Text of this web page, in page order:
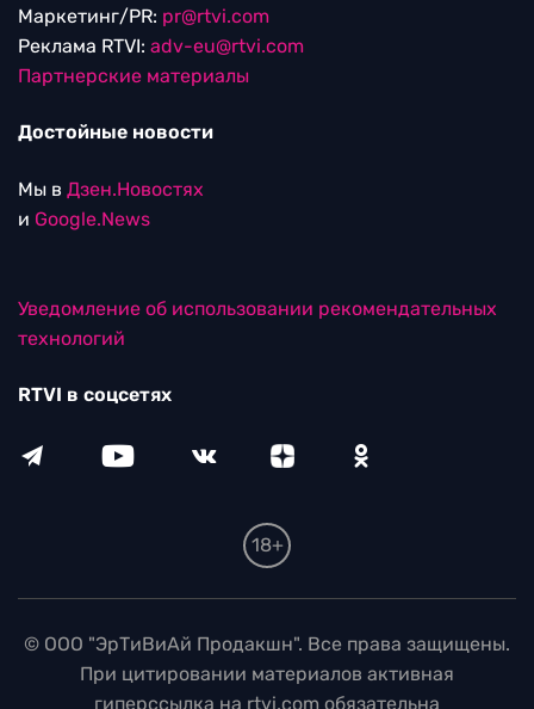
Маркетинг/PR: pr@rtvi.com
Реклама RTVI: adv-eu@rtvi.com
Партнерские материалы
Достойные новости
Мы в Дзен.Новостях
и Google.News
Уведомление об использовании рекомендательных
технологий
RTVI в соцсетях
18+
© ООО "ЭрТиВиАй Продакшн". Все права защищены.
При цитировании материалов активная
гиперссылка на rtvi.com обязательна